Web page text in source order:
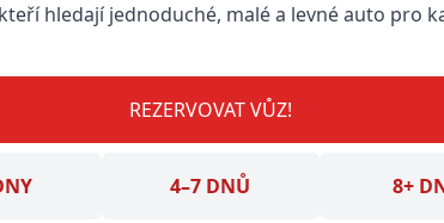
hledají jednoduché, malé a levné auto pro
REZERVOVAT VŮZ!
4–7 DNŮ 8+